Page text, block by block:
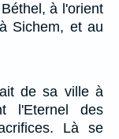
à l'orient
Sichem, et au
de sa ville à
l'Eternel des
Là se